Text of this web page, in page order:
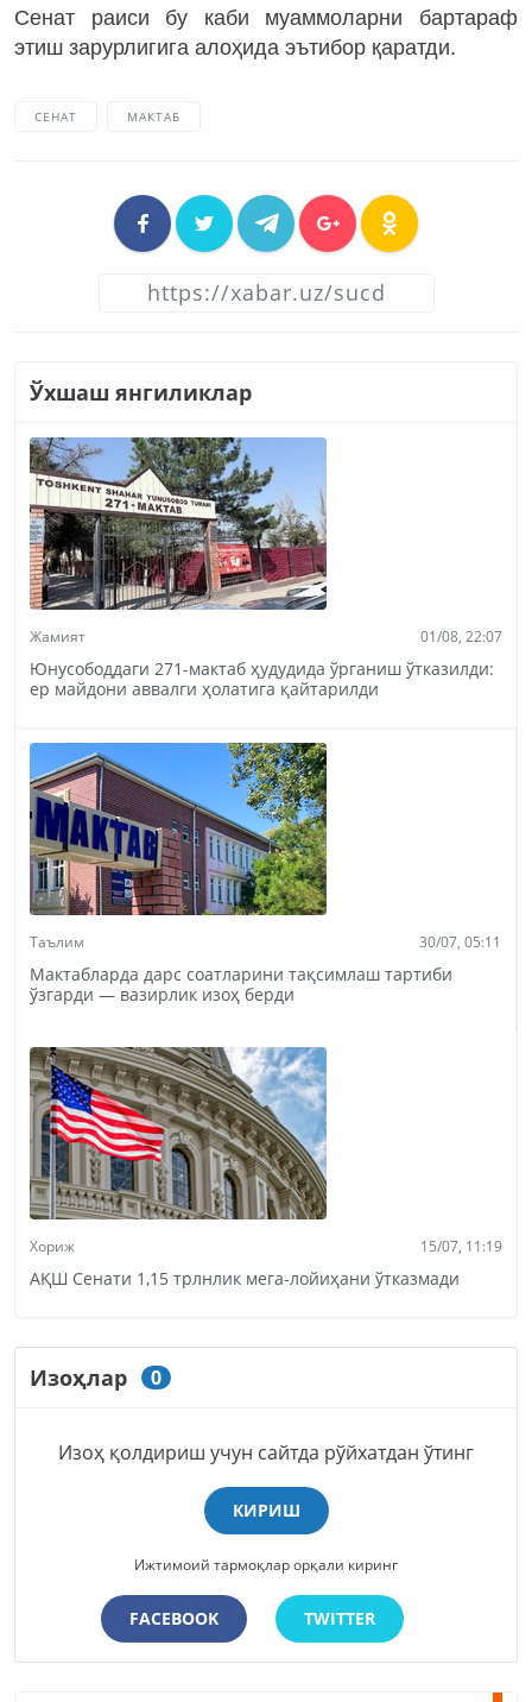
Сенат раиси бу каби муаммоларни бартараф
этиш зарурлигига алоҳида эътибор қаратди.
СЕНАТ МАКТАБ
Ўхшаш янгиликлар
Жамият 01/08, 22:07
Юнусободдаги 271-мактаб ҳудудида ўрганиш ўтказилди:
ер майдони аввалги ҳолатига қайтарилди
Таълим 30/07, 05:11
Мактабларда дарс соатларини тақсимлаш тартиби
ўзгарди — вазирлик изоҳ берди
Хориж 15/07, 11:19
АҚШ Сенати 1,15 трлнлик мега-лойиҳани ўтказмади
Изоҳлар 0
Изоҳ қолдириш учун сайтда рўйхатдан ўтинг
КИРИШ
Ижтимоий тармоқлар орқали киринг
FACEBOOK TWITTER